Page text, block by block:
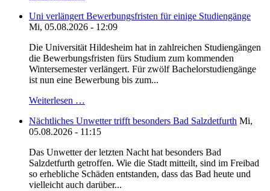
Uni verlängert Bewerbungsfristen für einige Studiengänge
Mi, 05.08.2026 - 12:09
Die Universität Hildesheim hat in zahlreichen Studiengängen
die Bewerbungsfristen fürs Studium zum kommenden
Wintersemester verlängert. Für zwölf Bachelorstudiengänge
ist nun eine Bewerbung bis zum...
Weiterlesen …
Nächtliches Unwetter trifft besonders Bad Salzdetfurth Mi,
05.08.2026 - 11:15
Das Unwetter der letzten Nacht hat besonders Bad
Salzdetfurth getroffen. Wie die Stadt mitteilt, sind im Freibad
so erhebliche Schäden entstanden, dass das Bad heute und
vielleicht auch darüber...